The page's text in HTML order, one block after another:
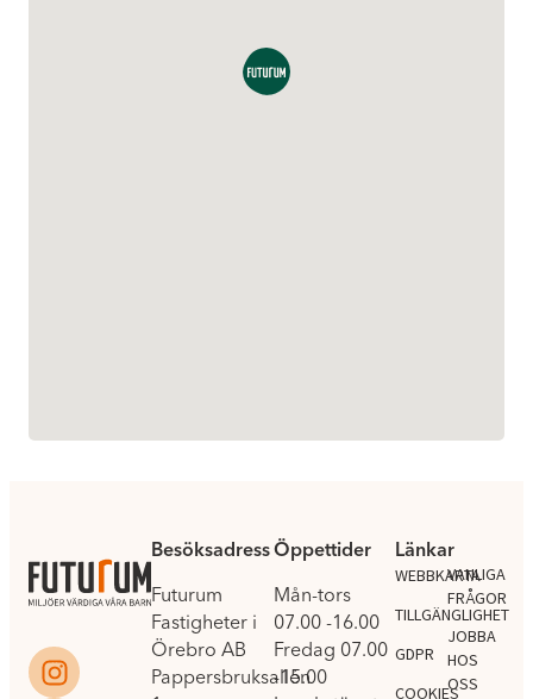
Besöksadress
Futurum
Fastigheter i
Örebro AB
Pappersbruksallén
Öppettider
Mån-tors
07.00 -16.00
Fredag 07.00
-15.00
Länkar
WEBBKARTA
TILLGÄNGLIGHET
GDPR
COOKIES
.
VANLIGA
FRÅGOR
JOBBA
HOS
OSS